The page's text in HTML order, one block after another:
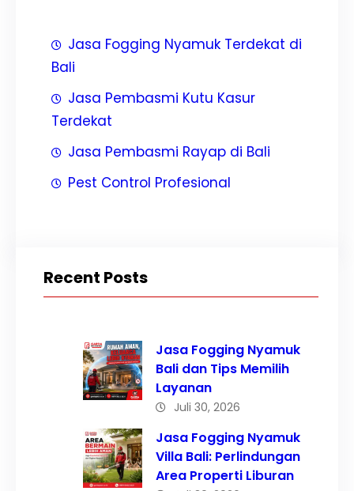
Jasa Fogging Nyamuk Terdekat di
Bali
Jasa Pembasmi Kutu Kasur
Terdekat
Jasa Pembasmi Rayap di Bali
Pest Control Profesional
Recent Posts
Jasa Fogging Nyamuk
Bali dan Tips Memilih
Layanan
Juli 30, 2026
Jasa Fogging Nyamuk
Villa Bali: Perlindungan
Area Properti Liburan